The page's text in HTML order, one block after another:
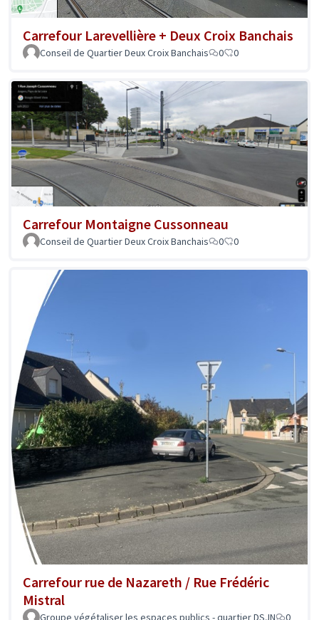
Carrefour Larevellière + Deux Croix Banchais
Conseil de Quartier Deux Croix Banchais 0 0
Carrefour Montaigne Cussonneau
Conseil de Quartier Deux Croix Banchais 0 0
Carrefour rue de Nazareth / Rue Frédéric
Mistral
Groupe végétaliser les espaces publics - quartier DSJN 0